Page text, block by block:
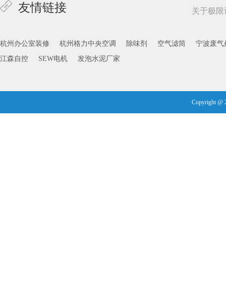
冬季涂装巧支招
空间里的色彩正能量
不去迪士尼，也能住在童话王国
友情链接
杭州办公室装修 杭州格力中央空调 除味剂 空气滤筒
宁波废气
江森自控
SEW电机 发泡水泥厂家
关于极
Copyright @